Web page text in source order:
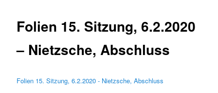
Folien 15. Sitzung, 6.2.2020
– Nietzsche, Abschluss
Folien 15. Sitzung, 6.2.2020 - Nietzsche, Abschluss